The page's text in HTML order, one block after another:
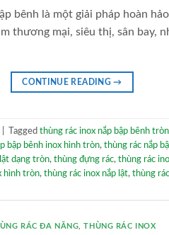
bênh là một giải pháp hoàn
thương mại, siêu thị, sân bay,
CONTINUE READING→
Tagged thùng rác inox nắp bập bênh tròn
bập bênh inox hình tròn, thùng rác nắp
dạng tròn, thùng đựng rác, thùng rác
hình tròn, thùng rác inox nắp lật, thùng
RÁC ĐA NĂNG ,THÙNG RÁC INOX